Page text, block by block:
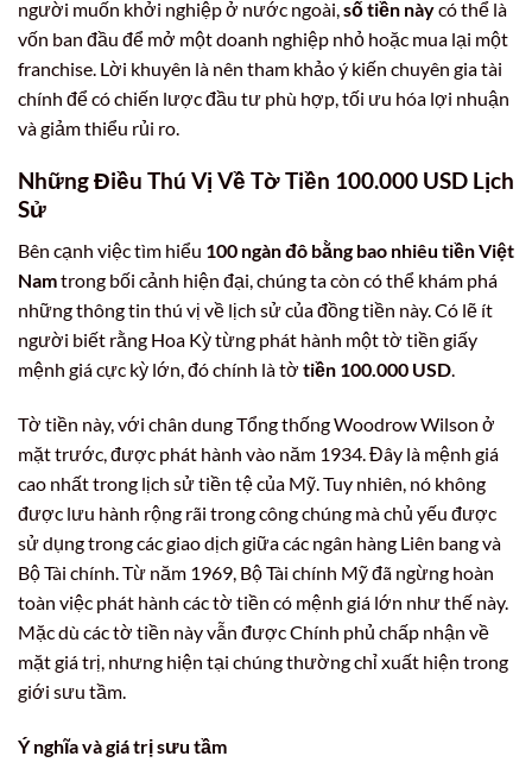
người muốn khởi nghiệp ở nước ngoài, số tiền nàycó thể là
vốn ban đầu để mở một doanh nghiệp nhỏ hoặc mua lại một
franchise. Lời khuyên là nên tham khảo ý kiến chuyên gia tài
chính để có chiến lược đầu tư phù hợp, tối ưu hóa lợi nhuận
và giảm thiểu rủi ro.
Những Điều Thú Vị Về Tờ Tiền 100.000 USD Lịch
Sử
Bên cạnh việc tìm hiểu 100 ngàn đô bằng bao nhiêu tiền Việt
Namtrong bối cảnh hiện đại, chúng ta còn có thể khám phá
những thông tin thú vị về lịch sử của đồng tiền này. Có lẽ ít
người biết rằng Hoa Kỳ từng phát hành một tờ tiền giấy
mệnh giá cực kỳ lớn, đó chính là tờ tiền 100.000 USD.
Tờ tiền này, với chân dung Tổng thống Woodrow Wilson ở
mặt trước, được phát hành vào năm 1934. Đây là mệnh giá
cao nhất trong lịch sử tiền tệ của Mỹ. Tuy nhiên, nó không
được lưu hành rộng rãi trong công chúng mà chủ yếu được
sử dụng trong các giao dịch giữa các ngân hàng Liên bang và
Bộ Tài chính. Từ năm 1969, Bộ Tài chính Mỹ đã ngừng hoàn
toàn việc phát hành các tờ tiền có mệnh giá lớn như thế này.
Mặc dù các tờ tiền này vẫn được Chính phủ chấp nhận về
mặt giá trị, nhưng hiện tại chúng thường chỉ xuất hiện trong
giới sưu tầm.
Ý nghĩa và giá trị sưu tầm